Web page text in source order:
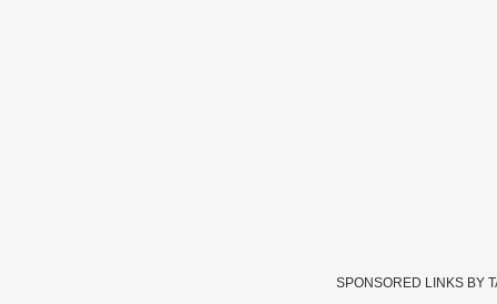
SPONSORED LINKS BY